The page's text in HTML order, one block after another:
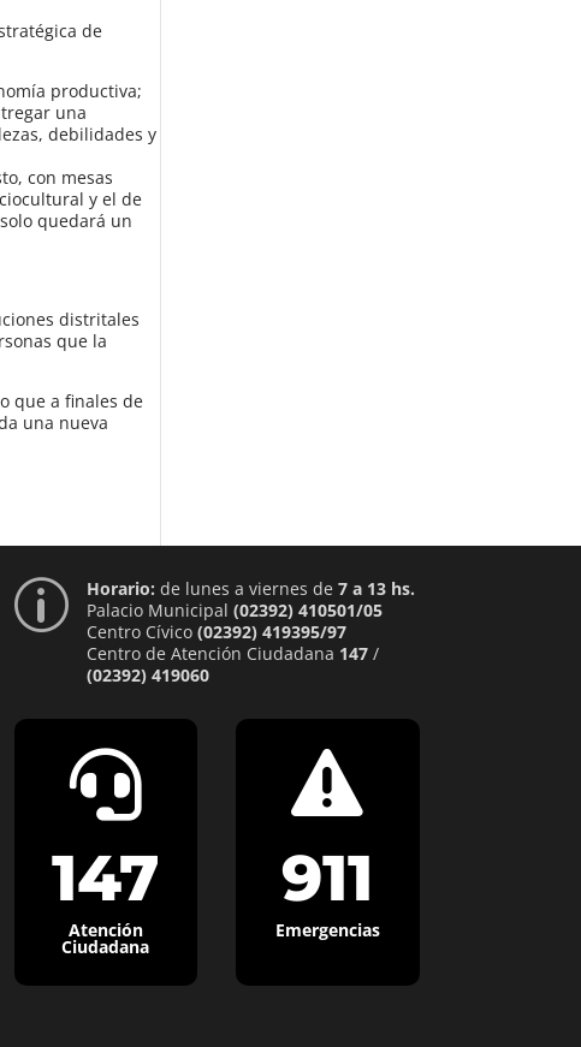
de
productiva;
una
debilidades y
con mesas
y el de
quedará un
distritales
que la
que a finales de
una nueva
p Horario: de lunes a viernes de 7 a 13 hs.
Palacio Municipal (02392) 410501/05
Centro Cívico (02392) 419395/97
Centro de Atención Ciudadana 147/
(02392) 419060

147
Atención
Ciudadana

911
Emergencias